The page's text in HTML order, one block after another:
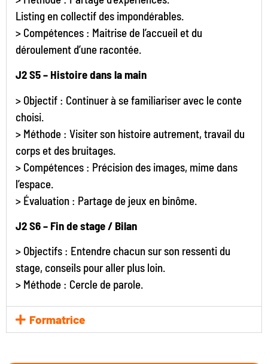
Listing en collectif des impondérables.
> Compétences : Maitrise de l’accueil et du
déroulement d’une racontée.
J2 S5 – Histoire dans la main
> Objectif : Continuer à se familiariser avec le conte
choisi.
> Méthode : Visiter son histoire autrement, travail du
corps et des bruitages.
> Compétences : Précision des images, mime dans
l’espace.
> Évaluation : Partage de jeux en binôme.
J2 S6 – Fin de stage / Bilan
> Objectifs : Entendre chacun sur son ressenti du
stage, conseils pour aller plus loin.
> Méthode : Cercle de parole.
Formatrice